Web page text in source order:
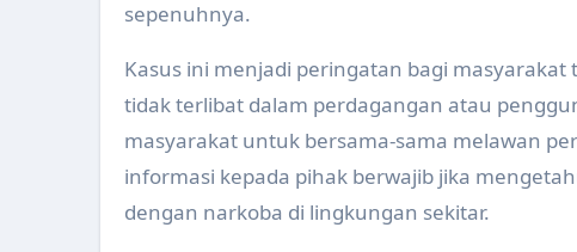
Pembinaan Saka Bakti Husada di
Gerakan Aksi Bergizi di SMP N 2
Pertemuan Forum Komunikasi
Dinas Kesehatan Berpartisipasi
sepenuhnya.
Kasus ini menjadi peringatan bagi
tidak terlibat dalam perdagangan atau
masyarakat untuk bersama-sama melawan
informasi kepada pihak berwajib jika
dengan narkoba di lingkungan sekitar.